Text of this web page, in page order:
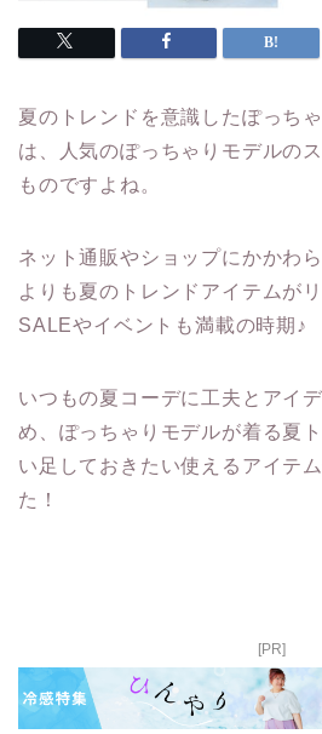
夏のトレンドを意識したぽっち
は、人気のぽっちゃりモデルの
ものですよね。
ネット通販やショップにかかわ
よりも夏のトレンドアイテムが
SALEやイベントも満載の時期♪
いつもの夏コーデに工夫とアイ
め、ぽっちゃりモデルが着る夏
い足しておきたい使えるアイテ
た！
[PR]